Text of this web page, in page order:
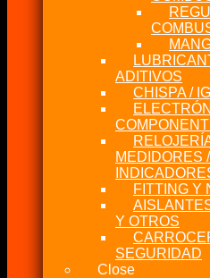
ADITIVOS
CHISPA /
MEDIDORES /
FITTING Y
Y OTROS
SEGURIDAD
Close